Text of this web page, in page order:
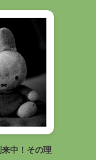
中！その理